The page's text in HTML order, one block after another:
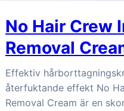
No Hair Crew
Removal
Effektiv
återfuktande effekt No
Removal Cream är en